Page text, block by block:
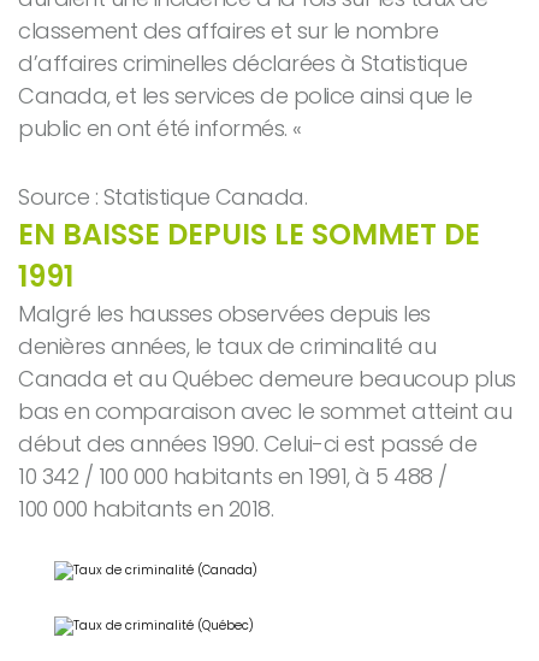
classement des affaires et sur le nombre
d’affaires criminelles déclarées à Statistique
Canada, et les services de police ainsi que le
public en ont été informés. «
Source : Statistique Canada.
EN BAISSE DEPUIS LE SOMMET DE
1991
Malgré les hausses observées depuis les
denières années, le taux de criminalité au
Canada et au Québec demeure beaucoup plus
bas en comparaison avec le sommet atteint au
début des années 1990. Celui-ci est passé de
10 342 / 100 000 habitants en 1991, à 5 488 /
100 000 habitants en 2018.